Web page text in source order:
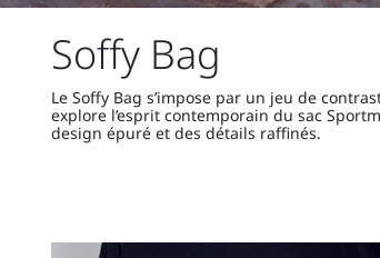
Soffy Bag
Le Soffy Bag s’impose par un jeu de
explore l’esprit contemporain du sac
design épuré et des détails raffinés.